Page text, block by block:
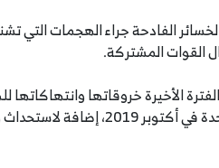
الفادحة جراء الهجمات التي
القوات المشتركة.
الأخيرة خروقاتها
الارتباط التي أنشأتها الأمم